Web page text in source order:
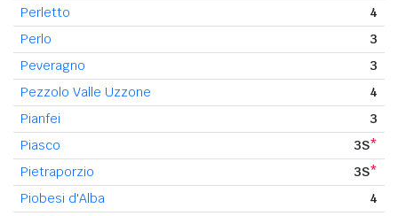
Perletto
4
Perlo
3
Peveragno
3
Pezzolo Valle Uzzone
4
Pianfei
3
Piasco
3S*
Pietraporzio
3S*
Piobesi d'Alba
4